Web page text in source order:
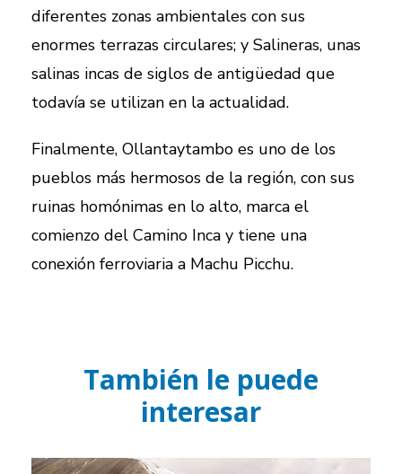
diferentes zonas ambientales con sus
enormes terrazas circulares; y Salineras, unas
salinas incas de siglos de antigüedad que
todavía se utilizan en la actualidad.
Finalmente, Ollantaytambo es uno de los
pueblos más hermosos de la región, con sus
ruinas homónimas en lo alto, marca el
comienzo del Camino Inca y tiene una
conexión ferroviaria a Machu Picchu.
También le puede
interesar